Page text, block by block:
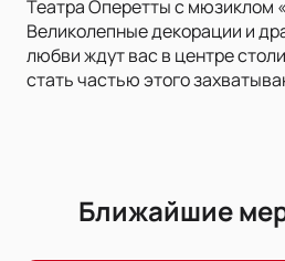
Театра Оперетты с мюзиклом
Великолепные декорации и
любви ждут вас в центре
стать частью этого
Ближайшие